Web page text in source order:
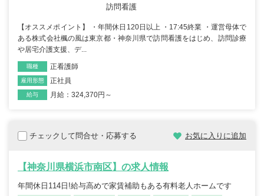
訪問看護
【オススメポイント】 ・年間休日120日以上 ・17:45終業 ・運営母体で
ある株式会社楓の風は東京都・神奈川県で訪問看護をはじめ、訪問診療
や居宅介護支援、デ...
職種 正看護師
雇用形態 正社員
給与 月給：324,370円～
チェックして問合せ・応募する お気に入りに追加
【神奈川県横浜市南区】の求人情報
年間休日114日!給与高めで家賃補助もある有料老人ホームです